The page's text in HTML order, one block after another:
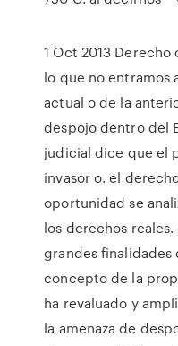
1 Oct 2013
lo que no entramos
actual o de la
despojo dentro del
judicial dice que el
invasor o. el
oportunidad se
los derechos
grandes
concepto de la
ha revaluado y
la amenaza de